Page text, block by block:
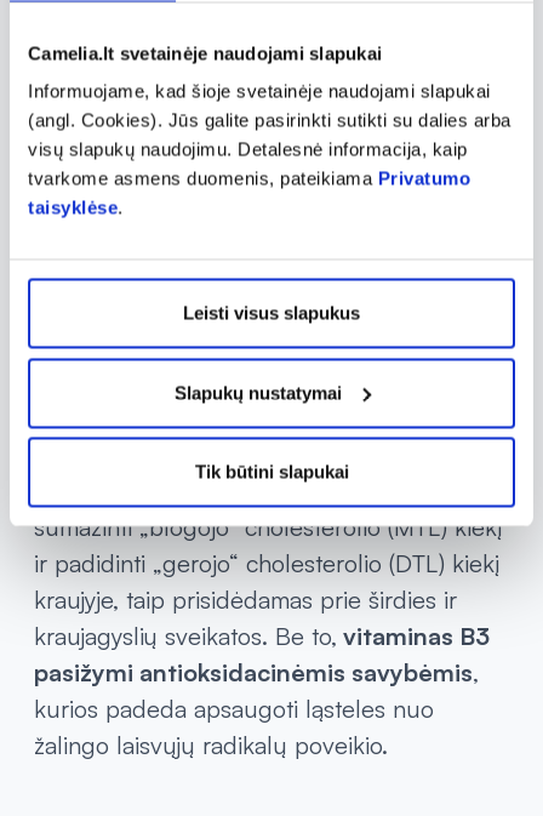
Camelia.lt svetainėje naudojami slapukai
Informuojame, kad šioje svetainėje naudojami slapukai
(angl. Cookies). Jūs galite pasirinkti sutikti su dalies arba
visų slapukų naudojimu. Detalesnė informacija, kaip
tvarkome asmens duomenis, pateikiama Privatumo
taisyklėse.
Leisti visus slapukus
Slapukų nustatymai
Tik būtini slapukai
Geriausi vitamino B3 šaltiniai yra kalakutiena,
avokadai, riešutai, žuvys, pilno grūdo
produktai ir kai kurie pieno produktai.
Reguliarus šių maisto produktų vartojimas
gali padėti išlaikyti pakankamą vitamino B3
Jei vitamino B3 gaunama nepakankamai,
galima vartoti jo sudėtyje turinčius maisto
papildus. Vitaminas B3 yra svarbus
organizmo energijos gamybai, odos būklės
funkcijų reguliavimui. Jis taip pat gali padėti
sumažinti „blogojo“ cholesterolio (MTL) kiekį
ir padidinti „gerojo“ cholesterolio (DTL) kiekį
kraujyje, taip prisidėdamas prie širdies ir
kraujagyslių sveikatos. Be to, vitaminas B3
pasižymi antioksidacinėmis savybėmis,
kurios padeda apsaugoti ląsteles nuo
žalingo laisvųjų radikalų poveikio.